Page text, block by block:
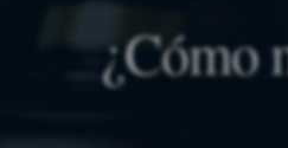
¿Cómo